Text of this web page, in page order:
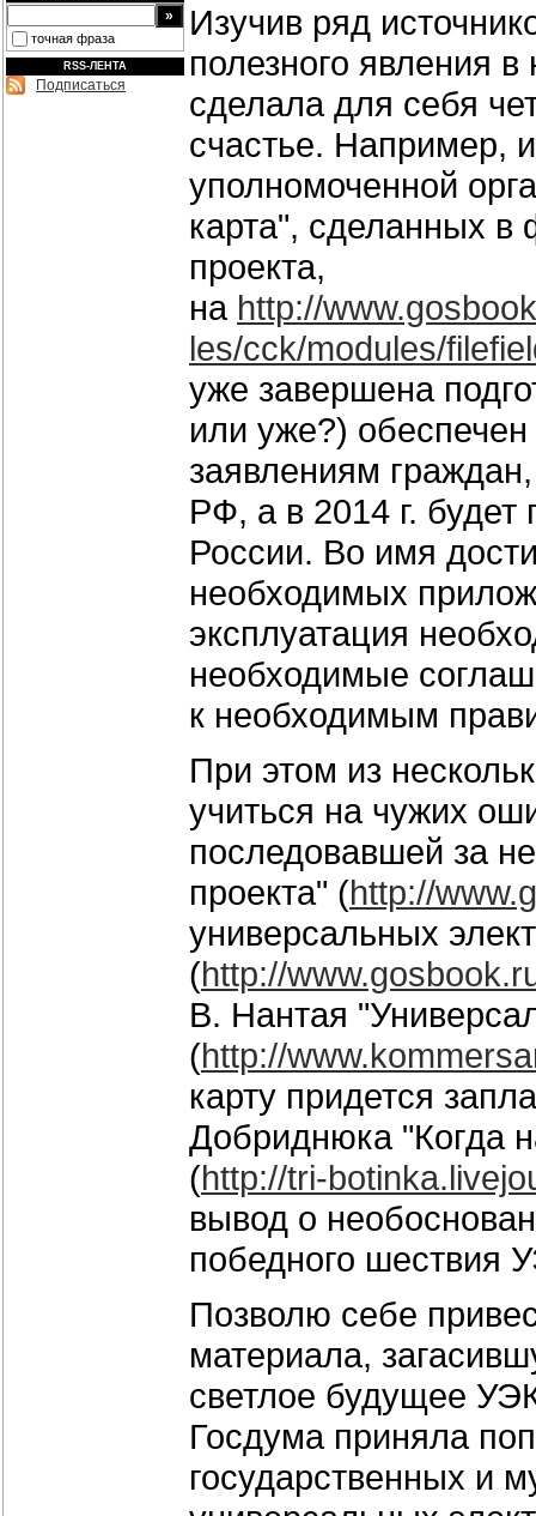
точная фраза
RSS-ЛЕНТА
Подписаться
Изучив ряд
полезного явления
сделала для себя
счастье. Например,
уполномоченной
карта", сделанных в
проекта,
на http://
les/cck/modules/
уже завершена
или уже?) обеспечен
заявлениям
РФ, а в 2014 г. будет
России. Во имя
необходимых
эксплуатация
необходимые
к необходимым
При этом из
учиться на чужих
последовавшей за
проекта" (http://
универсальных
(http://
В. Нантая
(http://
карту придется
Добриднюка "Когда
(http://tri-
вывод о
победного шествия
Позволю себе
материала,
светлое будущее
Госдума приняла
государственных и